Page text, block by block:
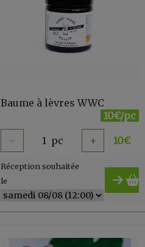
Baume à lèvres WWC
10€/pc
- 1 pc + 10€
Réception souhaitée
le